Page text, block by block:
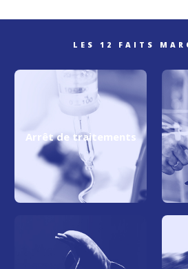
LES 12 FAITS
Arrêt de traitements